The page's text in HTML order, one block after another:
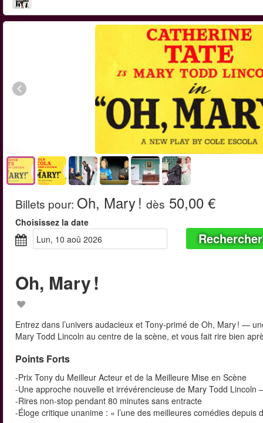
Billets pour: Oh, Mary ! dès 50,00 €
Choisissez la date
lun, 10 aoû 2026
Rechercher
Oh, Mary !
Entrez dans l’univers audacieux et Tony‑primé de Oh, Mary ! —
Mary Todd Lincoln au centre de la scène, et vous fait rire bien
Points Forts
-Prix Tony du Meilleur Acteur et de la Meilleure Mise en Scène
-Une approche nouvelle et irrévérencieuse de Mary Todd
-Rires non-stop pendant 80 minutes sans entracte
-Éloge critique unanime : « l’une des meilleures comédies